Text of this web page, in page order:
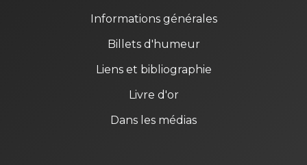
Informations générales
Billets d'humeur
Liens et bibliographie
Livre d'or
Dans les médias